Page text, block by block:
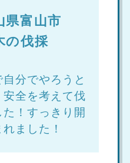
県富山市
の伐採
分でやろうと
全を考えて伐
！すっきり開
ました！